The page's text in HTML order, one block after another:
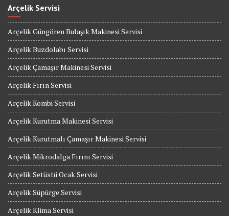
Arçelik Servisi
Arçelik Güngören Bulaşık Makinesi Servisi
Arçelik Buzdolabı Servisi
Arçelik Çamaşır Makinesi Servisi
Arçelik Fırın Servisi
Arçelik Kombi Servisi
Arçelik Kurutma Makinesi Servisi
Arçelik Kurutmalı Çamaşır Makinesi Servisi
Arçelik Mikrodalga Fırını Servisi
Arçelik Setüstü Ocak Servisi
Arçelik Süpürge Servisi
Arçelik Klima Servisi